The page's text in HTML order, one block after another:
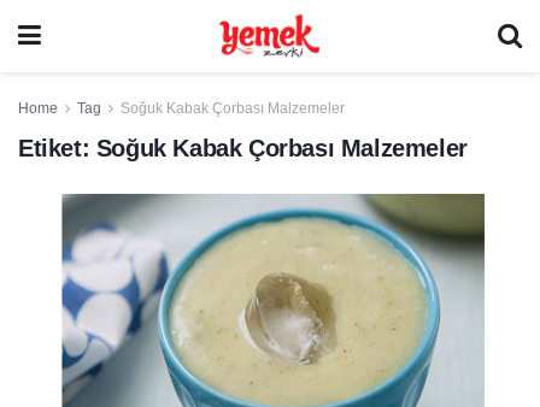
Home Tag Soğuk Kabak Çorbası Malzemeler
Etiket: Soğuk Kabak Çorbası Malzemeler